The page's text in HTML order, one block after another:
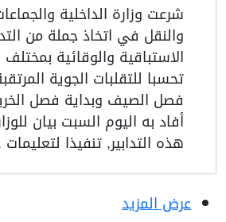
شرعت وزارة الداخلية
والنقل في اتخاذ جملة من
الاستباقية والوقائية
تحسبا للتقلبات الجوية
فصل الصيف وبداية فصل
أفاد به اليوم السبت بيان
هذه التدابير, تنفيذا
عرض المزيد